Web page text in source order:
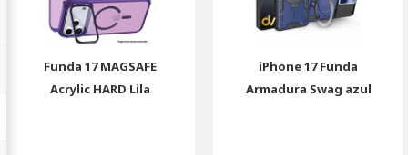
Funda 17 MAGSAFE
Acrylic HARD Lila
iPhone 17 Funda
Armadura Swag azul